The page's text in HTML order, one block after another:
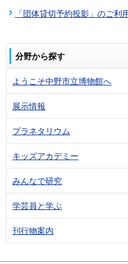
「団体貸切予約投影」のご利
分野から探す
ようこそ中野市立博物館へ
展示情報
プラネタリウム
キッズアカデミー
みんなで研究
学芸員と学ぶ
刊行物案内